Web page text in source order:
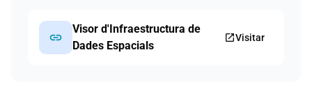
link
Visor d'Infraestructura de
Dades Espacials
open_in_newVisitar